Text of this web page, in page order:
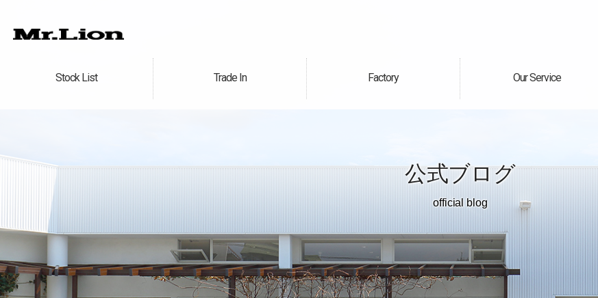
Stock List
在庫車情報 Trade In
買取無料査定 Factory
自社工場 Our Service
サービス案内
公式ブログ
official blog